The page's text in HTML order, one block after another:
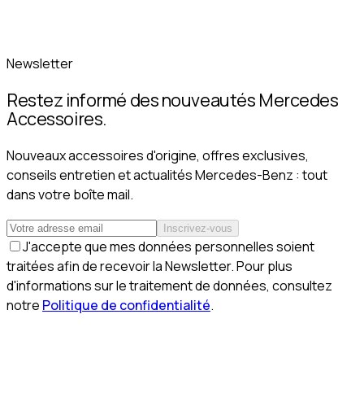
Newsletter
Restez informé des nouveautés Mercedes
Accessoires.
Nouveaux accessoires d'origine, offres exclusives,
conseils entretien et actualités Mercedes-Benz : tout
dans votre boîte mail.
Inscrivez-vous
J'accepte que mes données personnelles soient
traitées afin de recevoir la Newsletter. Pour plus
d'informations sur le traitement de données, consultez
notre Politique de confidentialité.